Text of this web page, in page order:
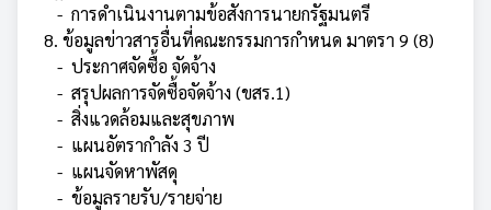
- การดำเนินงานตามข้อสังการนายกรัฐมนตรี
8. ข้อมูลข่าวสารอื่นที่คณะกรรมการกำหนด มาตรา 9 (8)
- ประกาศจัดซื้อ จัดจ้าง
- สรุปผลการจัดซื้อจัดจ้าง (ขสร.1)
- สิ่งแวดล้อมและสุขภาพ
- แผนอัตรากำลัง 3 ปี
- แผนจัดหาพัสดุ
- ข้อมูลรายรับ/รายจ่าย